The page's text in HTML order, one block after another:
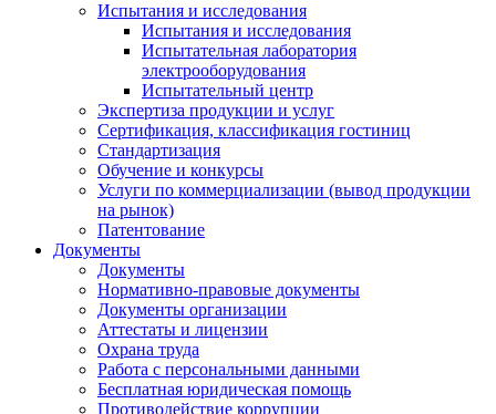
Испытания и исследования
Испытания и исследования
Испытательная лаборатория
электрооборудования
Испытательный центр
Экспертиза продукции и услуг
Сертификация, классификация гостиниц
Стандартизация
Обучение и конкурсы
Услуги по коммерциализации (вывод продукции
на рынок)
Патентование
Документы
Документы
Нормативно-правовые документы
Документы организации
Аттестаты и лицензии
Охрана труда
Работа с персональными данными
Бесплатная юридическая помощь
Противодействие коррупции